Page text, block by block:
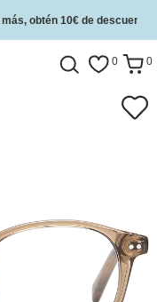
obtén 10€ de descuento.
de devolución del dinero.
0 0